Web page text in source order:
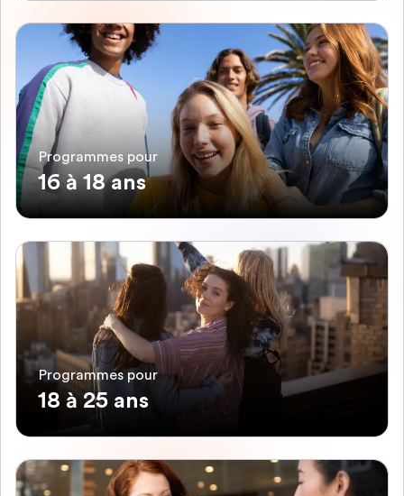
Programmes pour
16 à 18 ans
Programmes pour
18 à 25 ans